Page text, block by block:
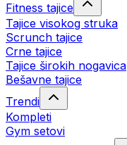
Fitness tajice
Tajice visokog struka
Scrunch tajice
Crne tajice
Tajice širokih nogavica
Bešavne tajice
Trendi
Kompleti
Gym setovi